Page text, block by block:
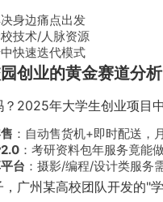
身边痛点出发
技术/人脉资源
快速迭代模式
创业的黄金赛道分析
？2025年大学生创业项目
：自动售货机+即时配送，
：考研资料包年服务竟能
台 ：摄影/编程/设计类服务
，广州某高校团队开发的"